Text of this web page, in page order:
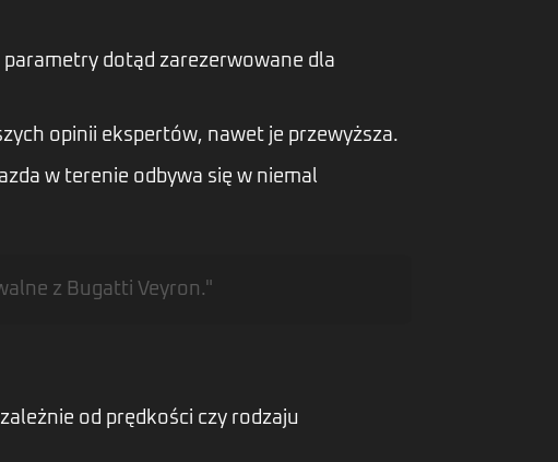
dotąd zarezerwowane dla
opinii ekspertów, nawet je przewyższa.
w terenie odbywa się w niemal
z Bugatti Veyron."
od prędkości czy rodzaju